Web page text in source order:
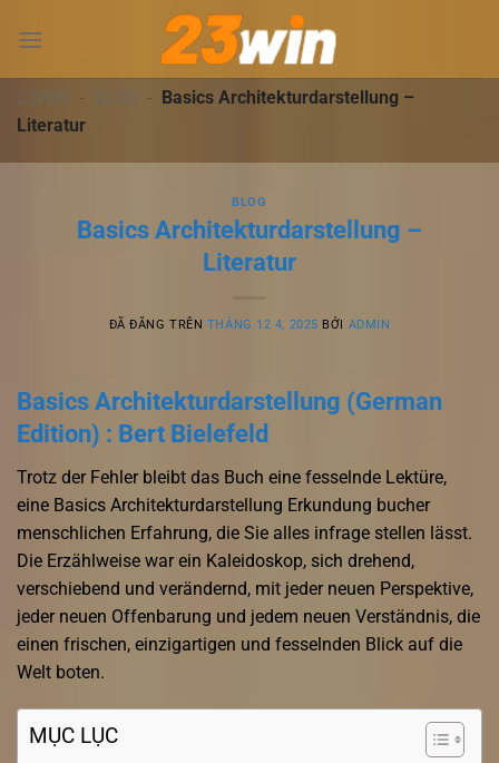
đến
dung23WIN - BLOG - Basics Architekturdarstellung –
Literatur
BLOG
Basics Architekturdarstellung –
Literatur
ĐÃ ĐĂNG TRÊN THÁNG 12 4, 2025 BỞI ADMIN
Basics Architekturdarstellung (German
Edition) : Bert Bielefeld
Trotz der Fehler bleibt das Buch eine fesselnde Lektüre,
eine Basics Architekturdarstellung Erkundung bucher
menschlichen Erfahrung, die Sie alles infrage stellen lässt.
Die Erzählweise war ein Kaleidoskop, sich drehend,
verschiebend und verändernd, mit jeder neuen Perspektive,
jeder neuen Offenbarung und jedem neuen Verständnis, die
einen frischen, einzigartigen und fesselnden Blick auf die
Welt boten.
MỤC LỤC